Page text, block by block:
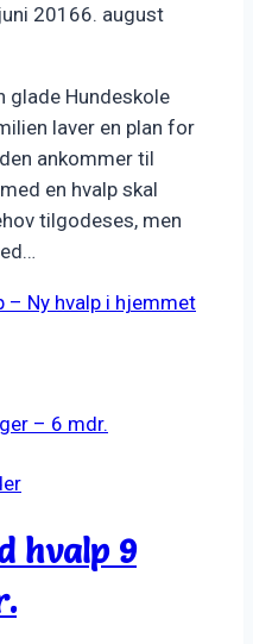
20166. august
glade Hundeskole
laver en plan for
ankommer til
en hvalp skal
tilgodeses, men
– Ny hvalp i hjemmet
hvalp 9